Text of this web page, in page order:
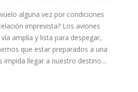
alguna vez por condiciones
imprevista? Los aviones
amplia y lista para despegar,
que estar preparados a una
impida llegar a nuestro destino....